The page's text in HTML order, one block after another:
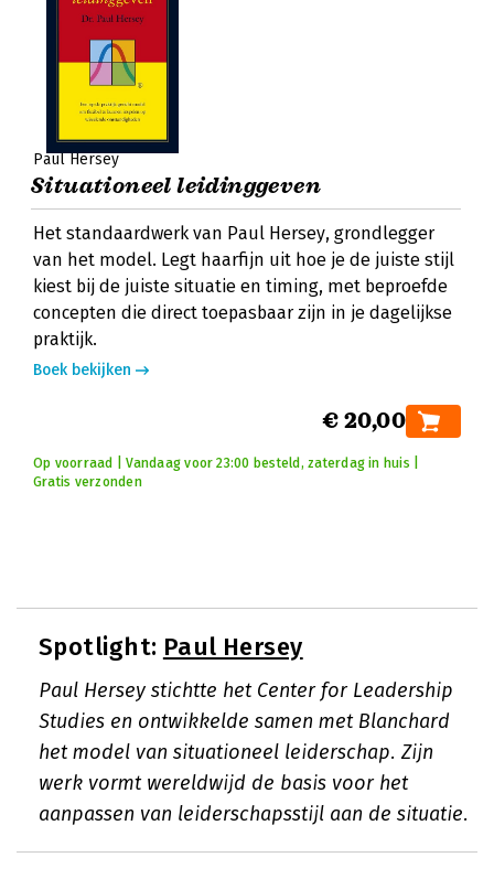
Paul Hersey
Situationeel leidinggeven
Het standaardwerk van Paul Hersey, grondlegger
van het model. Legt haarfijn uit hoe je de juiste stijl
kiest bij de juiste situatie en timing, met beproefde
concepten die direct toepasbaar zijn in je dagelijkse
praktijk.
Boek bekijken
€ 20,00
Op voorraad | Vandaag voor 23:00 besteld, zaterdag in huis |
Gratis verzonden
Spotlight: Paul Hersey
Paul Hersey stichtte het Center for Leadership
Studies en ontwikkelde samen met Blanchard
het model van situationeel leiderschap. Zijn
werk vormt wereldwijd de basis voor het
aanpassen van leiderschapsstijl aan de situatie.